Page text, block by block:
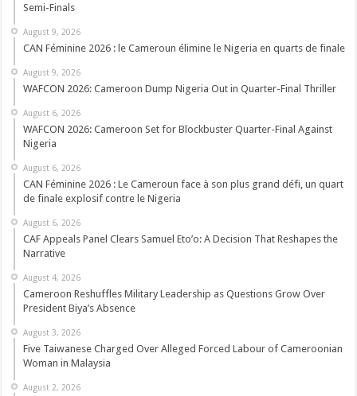
Semi-Finals
August 9, 2026
CAN Féminine 2026 : le Cameroun élimine le Nigeria en quarts de finale
August 9, 2026
WAFCON 2026: Cameroon Dump Nigeria Out in Quarter-Final Thriller
August 6, 2026
WAFCON 2026: Cameroon Set for Blockbuster Quarter-Final Against
Nigeria
August 6, 2026
CAN Féminine 2026 : Le Cameroun face à son plus grand défi, un quart
de finale explosif contre le Nigeria
August 6, 2026
CAF Appeals Panel Clears Samuel Eto’o: A Decision That Reshapes the
Narrative
August 4, 2026
Cameroon Reshuffles Military Leadership as Questions Grow Over
President Biya’s Absence
August 3, 2026
Five Taiwanese Charged Over Alleged Forced Labour of Cameroonian
Woman in Malaysia
August 2, 2026